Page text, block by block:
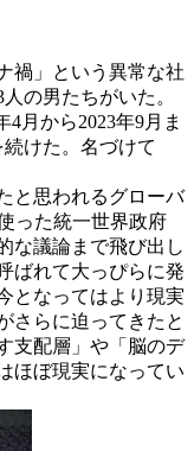
禍」という異常な社
の男たちがいた。
4月から2023年9月ま
けた。名づけて
と思われるグローバ
った統一世界政府
な議論まで飛び出し
ばれて大っぴらに発
となってはより現実
さらに迫ってきたと
支配層」や「脳のデ
ほぼ現実になってい